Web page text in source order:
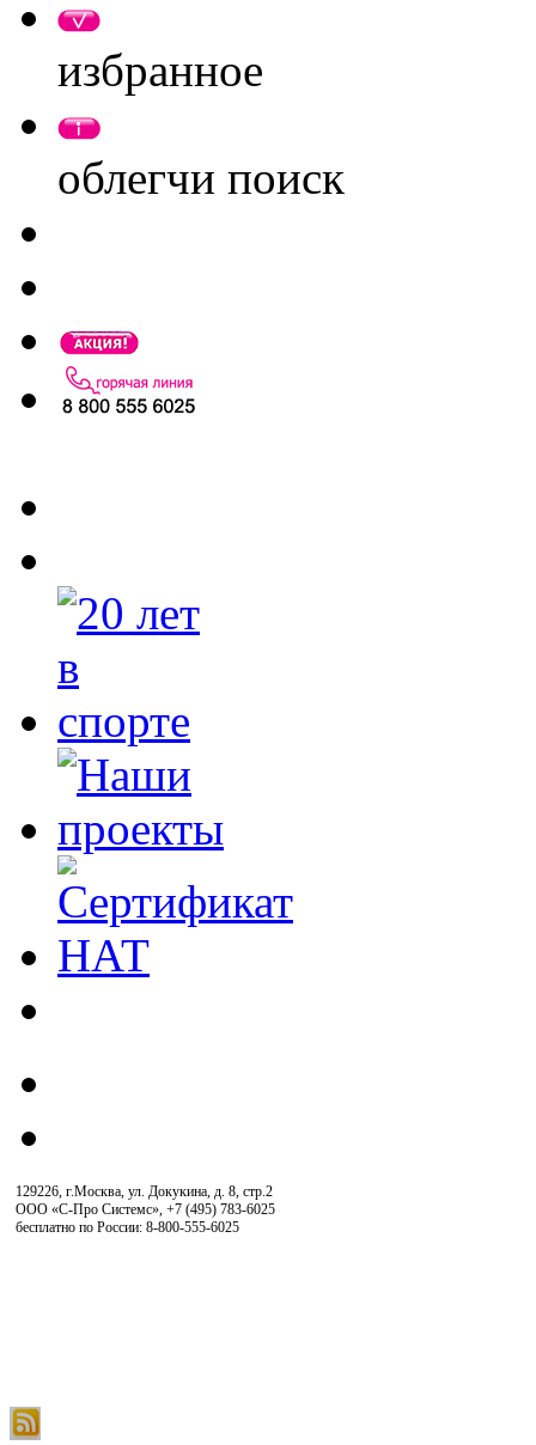
избранное
облегчи поиск
129226, г.Москва, ул. Докукина, д. 8, стр.2
ООО «С-Про Системс» +7 (495) 783-6025
бесплатно по России: 8-800-555-6025